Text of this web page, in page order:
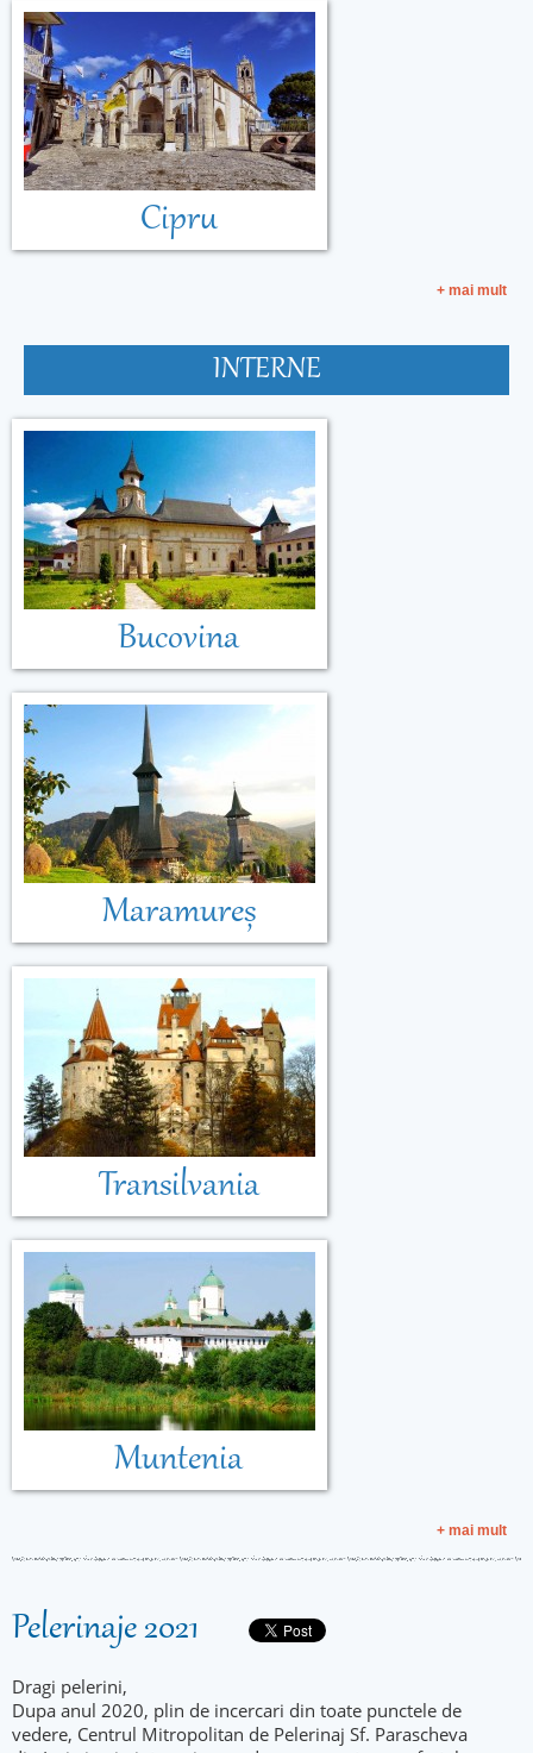
Cipru
+ mai mult
INTERNE
Bucovina
Maramureș
Transilvania
Muntenia
+ mai mult
Pelerinaje 2021
Dragi pelerini,
Dupa anul 2020, plin de incercari din toate punctele de
vedere, Centrul Mitropolitan de Pelerinaj Sf. Parascheva